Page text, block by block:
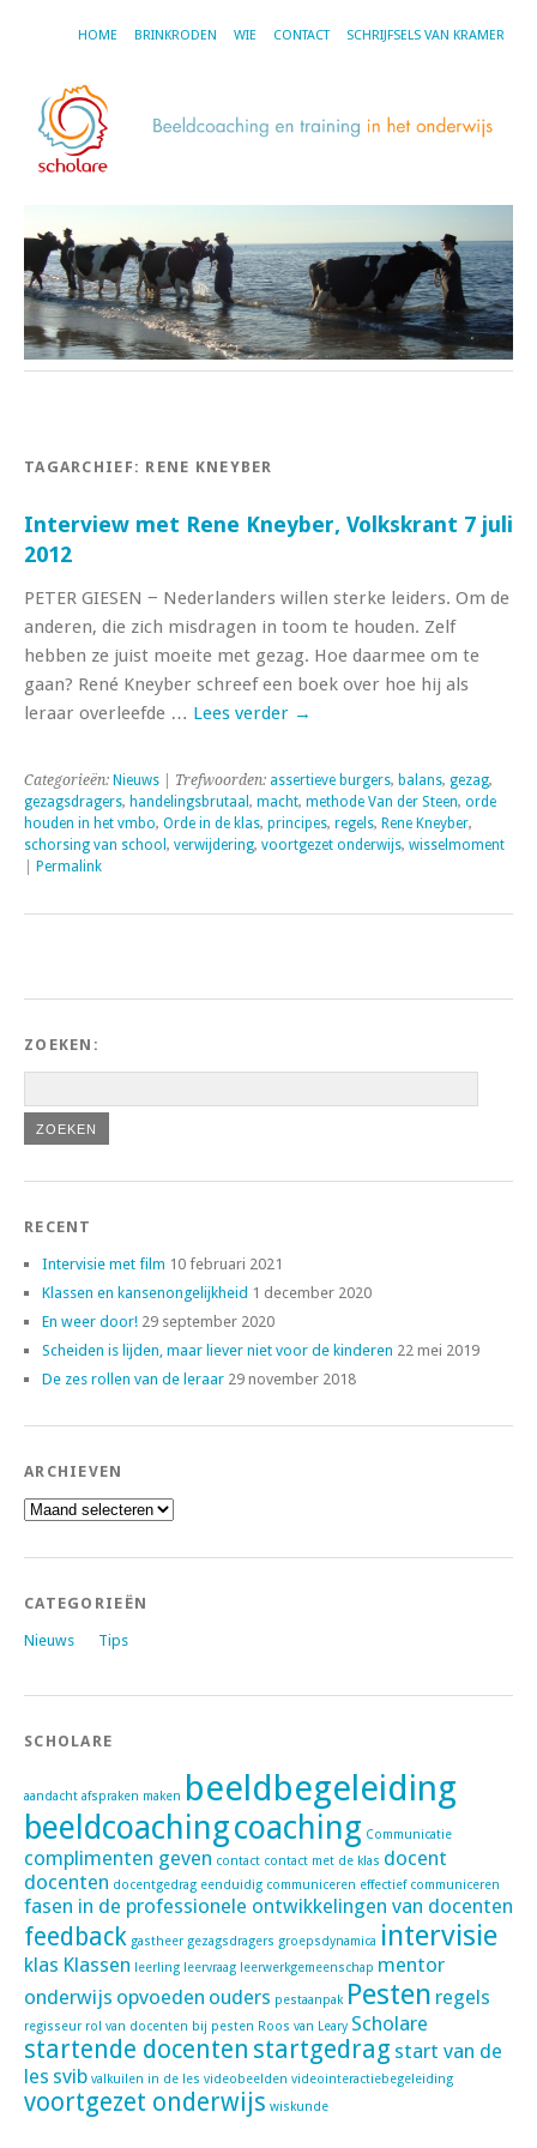
HOME BRINKRODEN WIE CONTACT SCHRIJFSELS VAN KRAMER
TAGARCHIEF: RENE KNEYBER
Interview met Rene Kneyber, Volkskrant 7 juli
2012
PETER GIESEN − Nederlanders willen sterke leiders. Om de
anderen, die zich misdragen in toom te houden. Zelf
hebben ze juist moeite met gezag. Hoe daarmee om te
gaan? René Kneyber schreef een boek over hoe hij als
leraar overleefde … Lees verder →
Categorieën: Nieuws | Trefwoorden: assertieve burgers, balans, gezag,
gezagsdragers, handelingsbrutaal , macht, methode Van der Steen, orde
houden in het vmbo, Orde in de klas, principes, regels, Rene Kneyber,
schorsing van school , verwijdering, voortgezet onderwijs, wisselmoment
Permalink
ZOEKEN:
RECENT
Intervisie met film 10 februari 2021
Klassen en kansenongelijkheid 1 december 2020
En weer door! 29 september 2020
Scheiden is lijden, maar liever niet voor de kinderen 22 mei 2019
De zes rollen van de leraar 29 november 2018
ARCHIEVEN
Archieven
CATEGORIEËN
Nieuws Tips
SCHOLARE
aandacht afspraken maken beeldbegeleiding
beeldcoachingcoaching Communicatie
complimenten geven contact contact met de klas docent
docenten docentgedrag eenduidig communiceren effectief communiceren
fasen in de professionele ontwikkelingen van docenten
feedback gastheer gezagsdragers groepsdynamica intervisie
klas Klassen leerling leervraag leerwerkgemeenschap mentor
onderwijs opvoeden ouders pestaanpak Pesten regels
regisseur rol van docenten bij pesten Roos van Leary Scholare
startende docenten startgedrag start van de
les svib valkuilen in de les videobeelden videointeractiebegeleiding
voortgezet onderwijs wiskunde